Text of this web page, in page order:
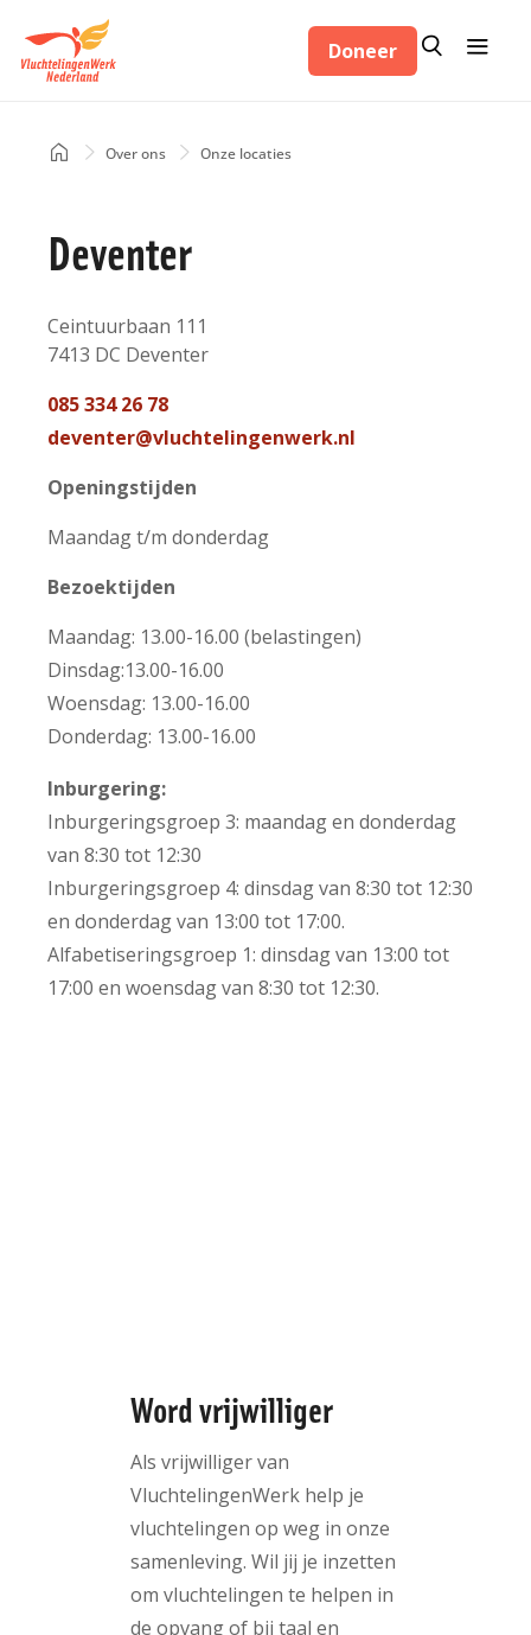
inhoud
Doneer Zoeken
Zoeken
HomeOver ons Onze locaties
Deventer
Ceintuurbaan 111
7413 DC Deventer
Telefoon
contact
085 334 26 78
Mail
deventer@vluchtelingenwerk.nl
Openingstijden
Maandag t/m donderdag
Bezoektijden
Maandag: 13.00-16.00 (belastingen)
Dinsdag:13.00-16.00
Woensdag: 13.00-16.00
Donderdag: 13.00-16.00
Inburgering:
Inburgeringsgroep 3: maandag en donderdag
van 8:30 tot 12:30
Inburgeringsgroep 4: dinsdag van 8:30 tot 12:30
en donderdag van 13:00 tot 17:00.
Alfabetiseringsgroep 1: dinsdag van 13:00 tot
17:00 en woensdag van 8:30 tot 12:30.
+
−
Word vrijwilliger
Als vrijwilliger van
VluchtelingenWerk help je
vluchtelingen op weg in onze
samenleving. Wil jij je inzetten
om vluchtelingen te helpen in
de opvang of bij taal en